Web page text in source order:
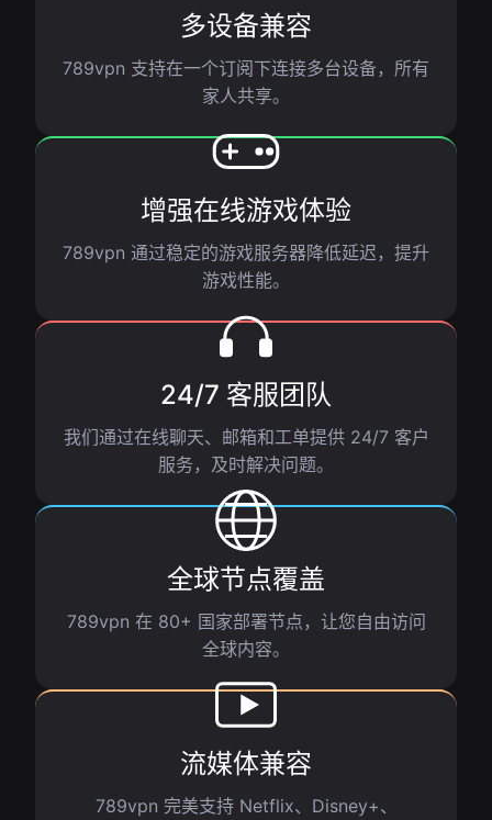
多设备兼容
789vpn 支持在一个订阅下连接多台设备，所有
家人共享。
增强在线游戏体验
789vpn 通过稳定的游戏服务器降低延迟，提升
游戏性能。
24/7 客服团队
我们通过在线聊天、邮箱和工单提供 24/7 客户
服务，及时解决问题。
全球节点覆盖
789vpn 在 80+ 国家部署节点，让您自由访问
全球内容。
流媒体兼容
789vpn 完美支持 Netflix、Disney+、